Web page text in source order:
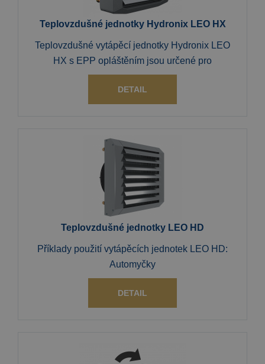
Teplovzdušné jednotky Hydronix LEO HX
Teplovzdušné vytápěcí jednotky Hydronix LEO
HX s EPP opláštěním jsou určené pro
DETAIL
Teplovzdušné jednotky LEO HD
Příklady použití vytápěcích jednotek LEO HD:
Automyčky
DETAIL